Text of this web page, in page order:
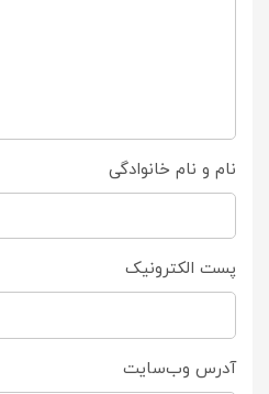
نام و نام خانوادگی
پست الکترونیک
آدرس وب‌سایت